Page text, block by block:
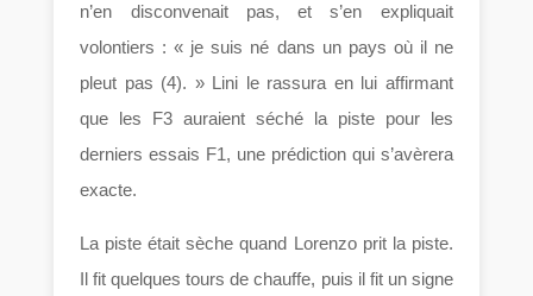
n’en disconvenait pas, et s’en expliquait
volontiers : « je suis né dans un pays où il ne
pleut pas (4). » Lini le rassura en lui affirmant
que les F3 auraient séché la piste pour les
derniers essais F1, une prédiction qui s’avèrera
exacte.
La piste était sèche quand Lorenzo prit la piste.
Il fit quelques tours de chauffe, puis il fit un signe